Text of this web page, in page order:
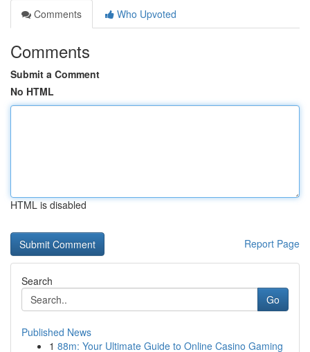
Comments
Who Upvoted
Comments
Submit a Comment
No HTML
HTML is disabled
Report Page
Search
Go
Published News
1 88m: Your Ultimate Guide to Online Casino Gaming